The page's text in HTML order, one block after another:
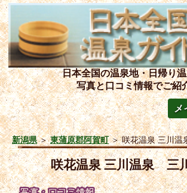
日本全国の温泉地・日帰り
写真と口コミ情報でご紹
メ
新潟県＞東蒲原郡阿賀町＞咲花温泉 三川
咲花温泉 三川温泉